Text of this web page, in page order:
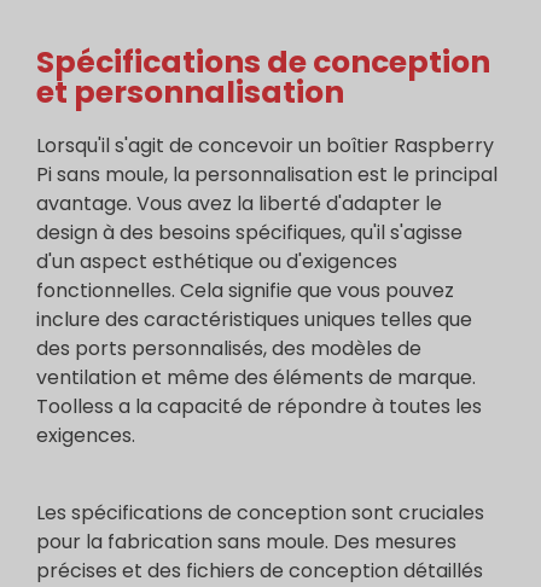
Spécifications de conception
et personnalisation
Lorsqu'il s'agit de concevoir un boîtier Raspberry
Pi sans moule, la personnalisation est le principal
avantage. Vous avez la liberté d'adapter le
design à des besoins spécifiques, qu'il s'agisse
d'un aspect esthétique ou d'exigences
fonctionnelles. Cela signifie que vous pouvez
inclure des caractéristiques uniques telles que
des ports personnalisés, des modèles de
ventilation et même des éléments de marque.
Toolless a la capacité de répondre à toutes les
exigences.
Les spécifications de conception sont cruciales
pour la fabrication sans moule. Des mesures
précises et des fichiers de conception détaillés